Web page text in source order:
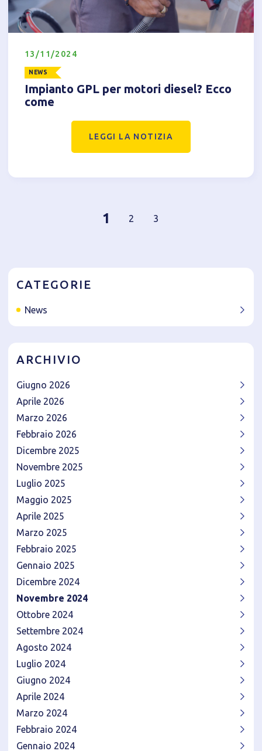
13/11/2024
NEWS
Impianto GPL per motori diesel? Ecco
come
LEGGI LA NOTIZIA
1 2 3
CATEGORIE
News
ARCHIVIO
Giugno 2026
Aprile 2026
Marzo 2026
Febbraio 2026
Dicembre 2025
Novembre 2025
Luglio 2025
Maggio 2025
Aprile 2025
Marzo 2025
Febbraio 2025
Gennaio 2025
Dicembre 2024
Novembre 2024
Ottobre 2024
Settembre 2024
Agosto 2024
Luglio 2024
Giugno 2024
Aprile 2024
Marzo 2024
Febbraio 2024
Gennaio 2024